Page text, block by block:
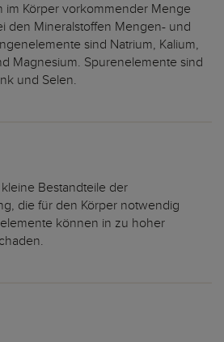
im Körper vorkommender Menge
den Mineralstoffen Mengen- und
sind Natrium, Kalium,
Magnesium. Spurenelemente sind
und Selen.
Bestandteile der
die für den Körper notwendig
können in zu hoher